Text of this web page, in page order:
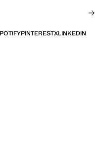
PINTERESTXLINKEDIN